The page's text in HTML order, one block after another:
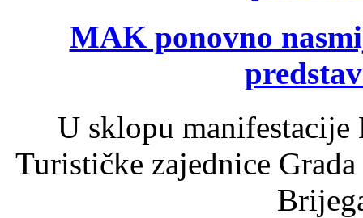
MAK ponovno
U sklopu
Turističke zajednice